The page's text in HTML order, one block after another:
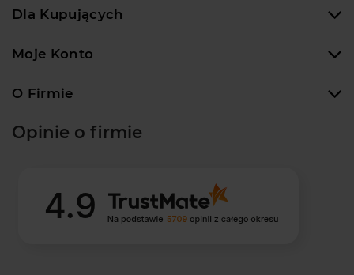
Dla Kupujących
Moje Konto
O Firmie
Opinie o firmie